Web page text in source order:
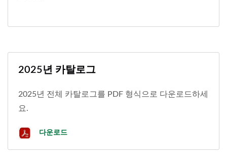
2025년 카탈로그
2025년 전체 카탈로그를 PDF 형식으로 다운로드하세
요.
다운로드